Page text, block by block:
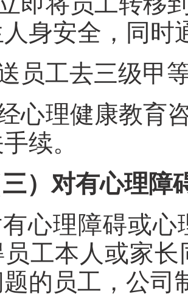
身安全，同时
员工去三级甲
心理健康教育
续。
三）对有心理
心理障碍或
工本人或家
的员工 ， 公司